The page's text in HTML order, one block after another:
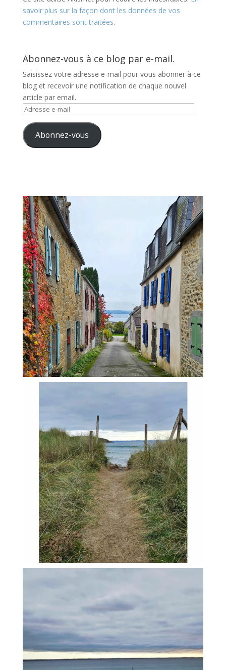
savoir plus sur la façon dont les données de vos
commentaires sont traitées.
Abonnez-vous à ce blog par e-mail.
Saisissez votre adresse e-mail pour vous abonner à ce
blog et recevoir une notification de chaque nouvel
article par email.
Adresse
mail Abonnez-vous